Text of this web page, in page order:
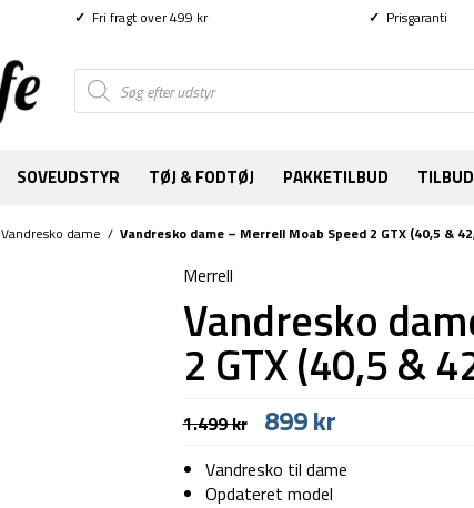
✓ Fri fragt over 499 kr ✓ Prisgaranti
Products
search
SOVEUDSTYR TØJ & FODTØJ PAKKETILBUD TILBUD
Vandresko dame / Vandresko dame – Merrell Moab Speed 2 GTX (40,5 &
Merrell
Vandresko
2 GTX (40,5 &
1.499kr Den
oprindelige
pris
var:
899krDen
pris
Vandresko til dame
Opdateret model